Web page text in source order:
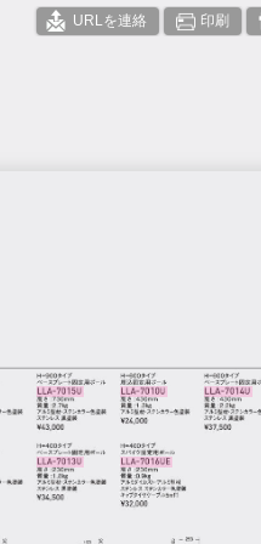
URLを連絡 印刷